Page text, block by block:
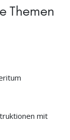
Themen
mit